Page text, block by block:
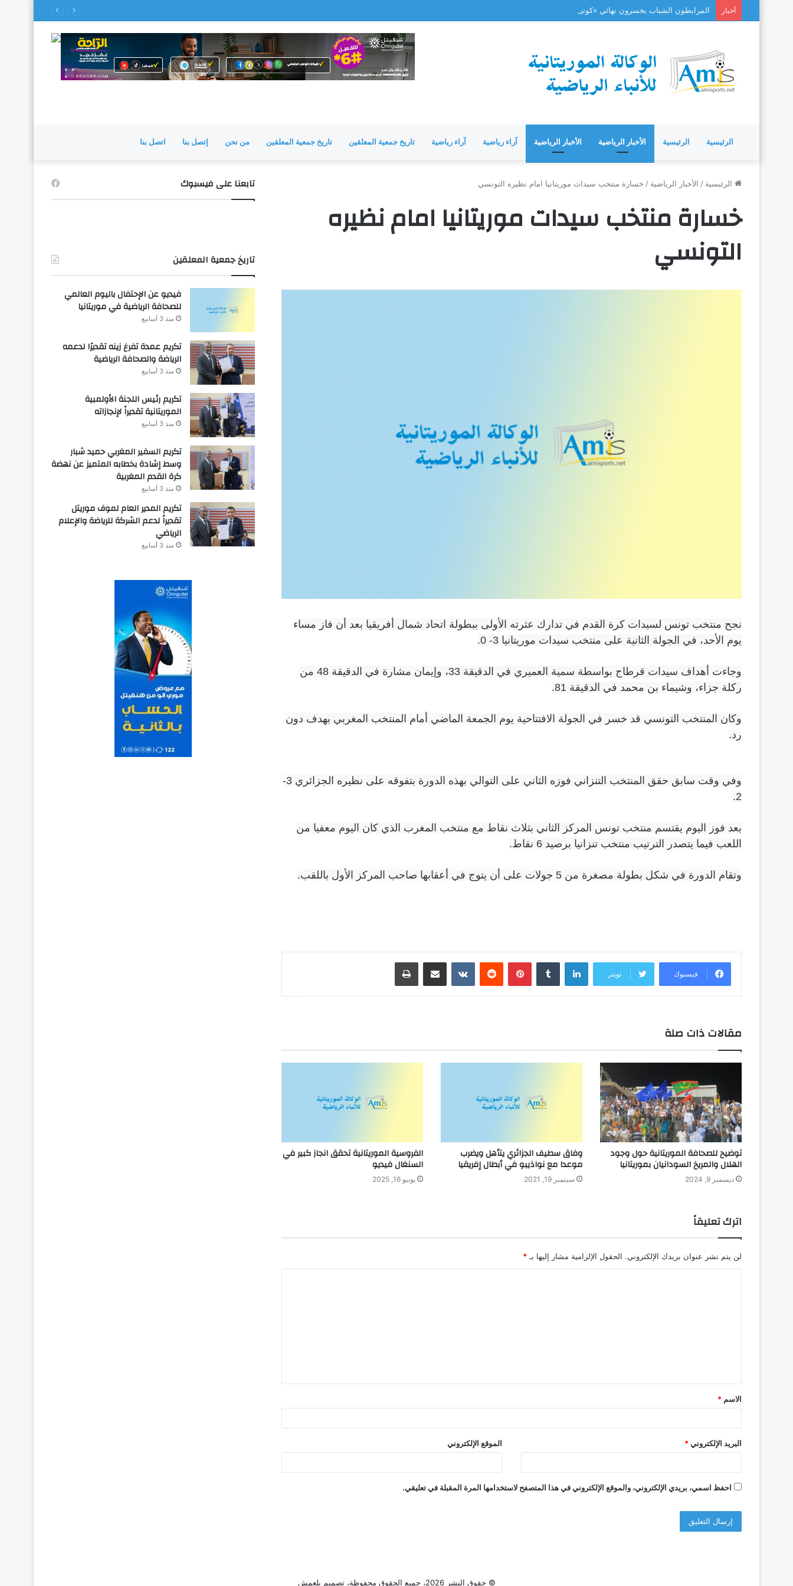
أخبار المرابطون الشباب يخسرون نهائي «كوتيف» بعد مسيرة مشرفة
الرئيسية الرئيسية الأخبار الرياضية الأخبار الرياضية آراء رياضية آراء رياضية تاريخ جمعية المعلقين تاريخ جمعية المعلقين من نحن إتصل بنا اتصل بنا
الرئيسية / الأخبار الرياضية / خسارة منتخب سيدات موريتانيا امام نظيره التونسي
خسارة منتخب سيدات موريتانيا امام نظيره
التونسي
نجح منتخب تونس لسيدات كرة القدم في تدارك عثرته الأولى ببطولة اتحاد شمال أفريقيا بعد أن فاز مساء
يوم الأحد، في الجولة الثانية على منتخب سيدات موريتانيا 3- 0.
وجاءت أهداف سيدات قرطاج بواسطة سمية العميري في الدقيقة 33، وإيمان مشارة في الدقيقة 48 من
ركلة جزاء، وشيماء بن محمد في الدقيقة 81.
وكان المنتخب التونسي قد خسر في الجولة الافتتاحية يوم الجمعة الماضي أمام المنتخب المغربي بهدف دون
رد.
وفي وقت سابق حقق المنتخب التنزاني فوزه الثاني على التوالي بهذه الدورة بتفوقه على نظيره الجزائري 3-
2.
بعد فوز اليوم يقتسم منتخب تونس المركز الثاني بثلاث نقاط مع منتخب المغرب الذي كان اليوم معفيا من
اللعب فيما يتصدر الترتيب منتخب تنزانيا برصيد 6 نقاط.
وتقام الدورة في شكل بطولة مصغرة من 5 جولات على أن يتوج في أعقابها صاحب المركز الأول باللقب.
فيسبوك تويتر
لينكدإن بينتيريست مشاركة عبر البريد طباعة
مقالات ذات صلة
توضيح للصحافة الموريتانية حول وجود
الهلال والمريخ السودانيان بموريتانيا
ديسمبر 9, 2024
وفاق سطيف الجزائري يتأهل ويضرب
موعدا مع نواذيبو في أبطال إفريقيا
سبتمبر 19, 2021
الفروسية الموريتانية تحقق انجاز كبير في
السنغال فيديو
يونيو 16, 2025
اترك تعليقاً
لن يتم نشر عنوان بريدك الإلكتروني. الحقول الإلزامية مشار إليها بـ *
ق
*
الاسم *
البريد الإلكتروني * الموقع الإلكتروني
احفظ اسمي، بريدي الإلكتروني، والموقع الإلكتروني في هذا المتصفح لاستخدامها المرة المقبلة في تعليقي.
تابعنا على فيسبوك
تاريخ جمعية المعلقين
فيديو عن الإحتفال باليوم العالمي
للصحافة الرياضية في موريتانيا
منذ 3 أسابيع
تكريم عمدة تفرغ زينه تقديرًا لدعمه
الرياضة والصحافة الرياضية
منذ 3 أسابيع
تكريم رئيس اللجنة الأولمبية
الموريتانية تقديراً لإنجازاته
منذ 3 أسابيع
تكريم السفير المغربي حميد شبار
وسط إشادة بخطابه المتميز عن نهضة
كرة القدم المغربية
منذ 3 أسابيع
تكريم المدير العام لموف موريتل
تقديراً لدعم الشركة للرياضة والإعلام
الرياضي
منذ 3 أسابيع
© حقوق النشر 2026، جميع الحقوق محفوظة، تصميم بلعمش